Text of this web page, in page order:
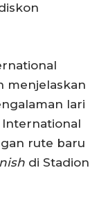
menjelaskan
lari
rute baru
di Stadion